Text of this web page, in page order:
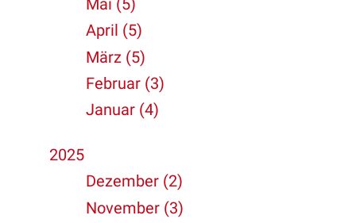
Mai (5)
April (5)
März (5)
Februar (3)
Januar (4)
2025
Dezember (2)
November (3)